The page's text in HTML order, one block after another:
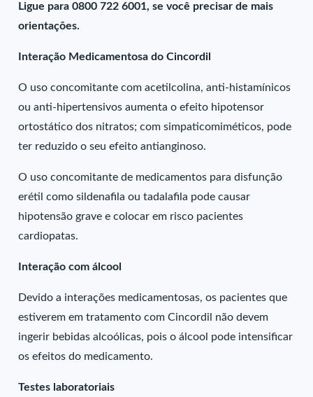
Ligue para 0800 722 6001, se você precisar de mais
orientações.
Interação Medicamentosa do Cincordil
O uso concomitante com acetilcolina, anti-histamínicos
ou anti-hipertensivos aumenta o efeito hipotensor
ortostático dos nitratos; com simpaticomiméticos, pode
ter reduzido o seu efeito antianginoso.
O uso concomitante de medicamentos para disfunção
erétil como sildenafila ou tadalafila pode causar
hipotensão grave e colocar em risco pacientes
cardiopatas.
Interação com álcool
Devido a interações medicamentosas, os pacientes que
estiverem em tratamento com Cincordil não devem
ingerir bebidas alcoólicas, pois o álcool pode intensificar
os efeitos do medicamento.
Testes laboratoriais